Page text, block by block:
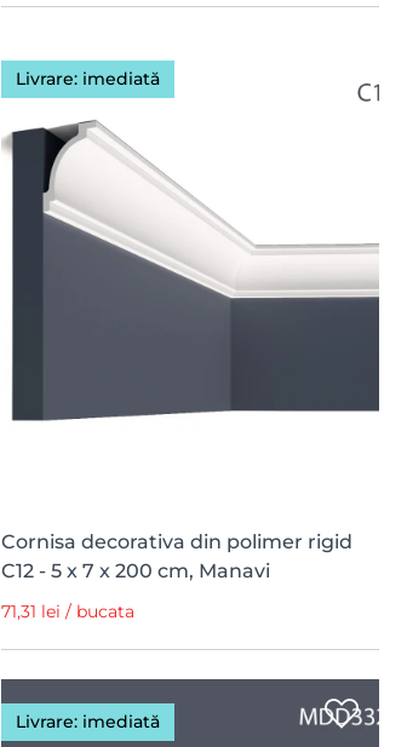
Livrare: imediată
Cornisa decorativa din polimer rigid
C12 - 5 x 7 x 200 cm, Manavi
71,31 lei / bucata
Livrare: imediată